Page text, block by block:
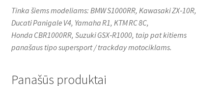
Tinka šiems modeliams: BMW S1000RR, Kawasaki ZX‑10R,
Ducati Panigale V4, Yamaha R1, KTM RC 8C,
Honda CBR1000RR, Suzuki GSX‑R1000, taip pat kitiems
panašaus tipo supersport / trackday motociklams.
Panašūs produktai